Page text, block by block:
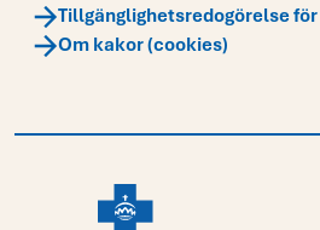
Tillgänglighetsredogörelse
Om kakor (cookies)